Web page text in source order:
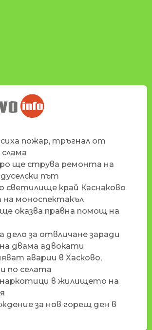
НА
пожар, тръгнал от
ще струва ремонта на
път
светилище край Каснаково
на моноспектакъл
оказва правна помощ на
дело за отвличане заради
двама адвокати
аварии в Хасково,
по селата
в жилището на
за нов горещ ден в